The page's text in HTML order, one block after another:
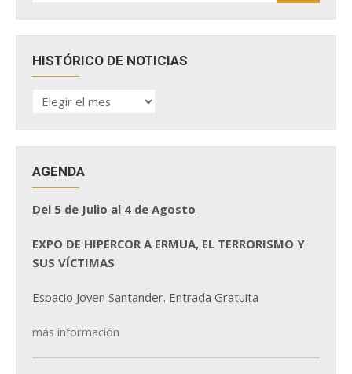
HISTÓRICO DE NOTICIAS
HISTÓRICO
DE
AGENDA
Del 5 de Julio al 4 de Agosto
EXPO DE HIPERCOR A ERMUA, EL TERRORISMO Y
SUS VÍCTIMAS
Espacio Joven Santander. Entrada Gratuita
más información